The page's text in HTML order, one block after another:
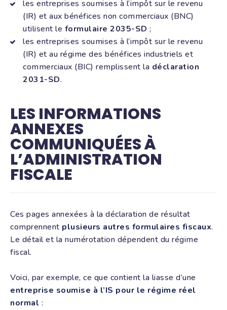
les entreprises soumises à l’impôt sur le revenu
(IR) et aux bénéfices non commerciaux (BNC)
utilisent le formulaire 2035-SD ;
les entreprises soumises à l’impôt sur le revenu
(IR) et au régime des bénéfices industriels et
commerciaux (BIC) remplissent la déclaration
2031-SD.
LES INFORMATIONS
ANNEXES
COMMUNIQUÉES À
L’ADMINISTRATION
FISCALE
Ces pages annexées à la déclaration de résultat
comprennent plusieurs autres formulaires fiscaux.
Le détail et la numérotation dépendent du régime
fiscal.
Voici, par exemple, ce que contient la liasse d’une
entreprise soumise à l’IS pour le régime réel
normal :